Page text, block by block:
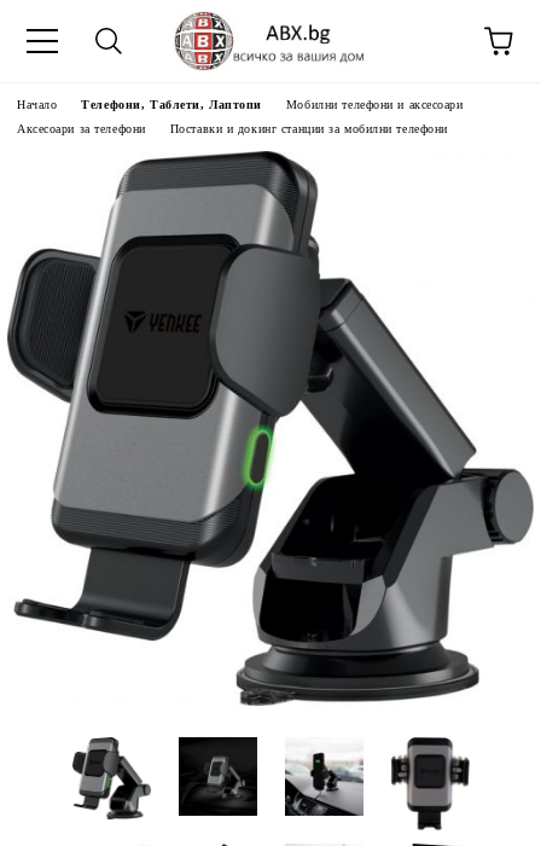
Начало Телефони, Таблети, Лаптопи
Мобилни телефони и аксесоари
Аксесоари за телефони
Поставки и докинг станции за мобилни телефони